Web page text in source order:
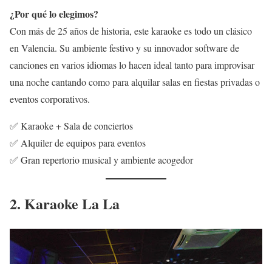
¿Por qué lo elegimos?
Con más de 25 años de historia, este karaoke es todo un clásico
en Valencia. Su ambiente festivo y su innovador software de
canciones en varios idiomas lo hacen ideal tanto para improvisar
una noche cantando como para alquilar salas en fiestas privadas o
eventos corporativos.
✅ Karaoke + Sala de conciertos
✅ Alquiler de equipos para eventos
✅ Gran repertorio musical y ambiente acogedor
2. Karaoke La La